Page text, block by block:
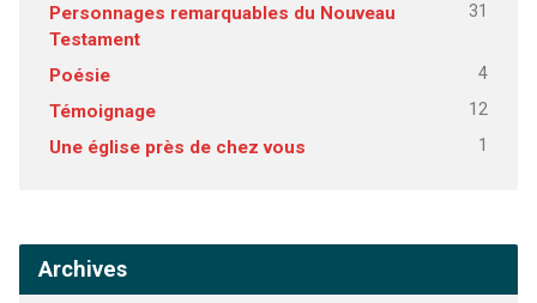
Personnages remarquables du Nouveau
Testament
31
Poésie 4
Témoignage 12
Une église près de chez vous 1
Archives